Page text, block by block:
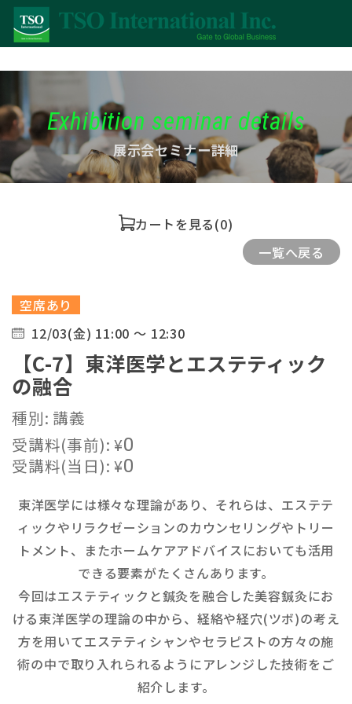
Exhibition seminar details
展示会セミナー詳細
カートを見る(0)
一覧へ戻る
空席あり
12/03(金) 11:00 ～ 12:30
【C-7】東洋医学とエステティック
の融合
種別: 講義
受講料(事前):¥0
受講料(当日):¥0
東洋医学には様々な理論があり、それらは、エステテ
ィックやリラクゼーションのカウンセリングやトリー
トメント、またホームケアアドバイスにおいても活用
できる要素がたくさんあります。
今回はエステティックと鍼灸を融合した美容鍼灸にお
ける東洋医学の理論の中から、経絡や経穴(ツボ)の考え
方を用いてエステティシャンやセラピストの方々の施
術の中で取り入れられるようにアレンジした技術をご
紹介します。